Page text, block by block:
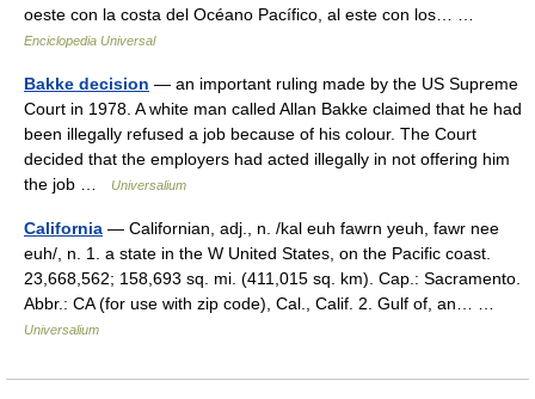
oeste con la costa del Océano Pacífico, al este con los… …
Enciclopedia Universal
Bakke decision — an important ruling made by the US Supreme
Court in 1978. A white man called Allan Bakke claimed that he had
been illegally refused a job because of his colour. The Court
decided that the employers had acted illegally in not offering him
the job …
Universalium
California — Californian, adj., n. /kal euh fawrn yeuh, fawr nee
euh/, n. 1. a state in the W United States, on the Pacific coast.
23,668,562; 158,693 sq. mi. (411,015 sq. km). Cap.: Sacramento.
Abbr.: CA (for use with zip code), Cal., Calif. 2. Gulf of, an… …
Universalium